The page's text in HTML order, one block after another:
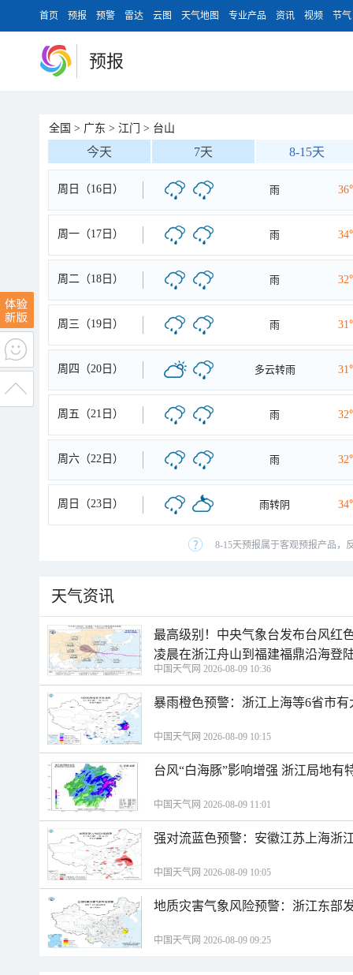
首页 预报 预警 雷达 云图 天气地图 专业产品 资讯 视频 节气
预报
全国 > 广东 > 江门 > 台山
今天 7天 8-15天
周日（16日） 雨
周一（17日） 雨
周二（18日） 雨
周三（19日） 雨
周四（20日） 多云转雨
周五（21日） 雨
周六（22日） 雨
周日（23日） 雨转阴
8-15天预报属于客观预报产品，
天气资讯
最高级别！中央气象台发布台风红
凌晨在浙江舟山到福建福鼎沿海登
中国天气网 2026-08-09 10:36
暴雨橙色预警：浙江上海等6省市
中国天气网 2026-08-09 10:15
台风“白海豚”影响增强 浙江局地有
中国天气网 2026-08-09 11:01
强对流蓝色预警：安徽江苏上海浙
中国天气网 2026-08-09 10:05
地质灾害气象风险预警：浙江东部
中国天气网 2026-08-09 09:25